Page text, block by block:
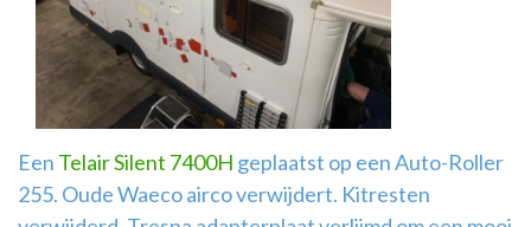
Airco
montage
Een Telair Silent 7400H geplaatst op een Auto-Roller
255. Oude Waeco airco verwijdert. Kitresten